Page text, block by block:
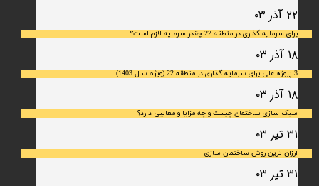
۲۲ آذر ۰۳
برای سرمایه‌ گذاری در منطقه 22 چقدر سرمایه لازم است؟
۱۸ آذر ۰۳
3 پروژه عالی برای سرمایه گذاری در منطقه 22 (ویژه سال 1403)
۱۸ آذر ۰۳
سبک سازی ساختمان چیست و چه مزایا و معایبی دارد؟
۳۱ تیر ۰۳
ارزان ترین روش ساختمان سازی
۳۱ تیر ۰۳